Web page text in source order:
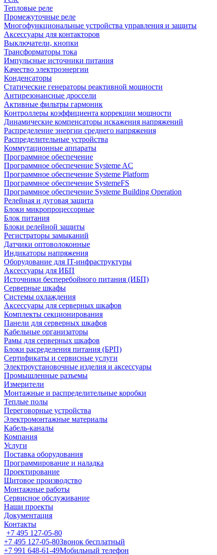
Тепловые реле
Промежуточные реле
Многофункциональные устройства управления и защиты
Аксессуары для контакторов
Выключатели, кнопки
Трансформаторы тока
Импульсные источники питания
Качество электроэнергии
Конденсаторы
Статические генераторы реактивной мощности
Антирезонансные дроссели
Активные фильтры гармоник
Контроллеры коэффициента коррекции мощности
Динамические компенсаторы искажения напряжений
Распределение энергии среднего напряжения
Распределительные устройства
Коммутационные аппараты
Программное обеспечение
Программное обеспечение Systeme AC
Программное обеспечение Systeme Platform
Программное обеспечение SystemeFS
Программное обеспечение Systeme Building Operation
Релейная и дуговая защита
Блоки микропроцессорные
Блок питания
Блоки релейной защиты
Регистраторы замыканий
Датчики оптоволоконные
Индикаторы напряжения
Оборудование для IT-инфраструктуры
Аксессуары для ИБП
Источники бесперебойного питания (ИБП)
Серверные шкафы
Системы охлаждения
Аксессуары для серверных шкафов
Комплекты секционирования
Панели для серверных шкафов
Кабельные организаторы
Рамы для серверных шкафов
Блоки расределения питания (БРП)
Сертификаты и сервисные услуги
Электроустановочные изделия и аксессуары
Промышленные разъемы
Измерители
Монтажные и распределительные коробки
Теплые полы
Переговорные устройства
Электромонтажные материалы
Кабель-каналы
Компания
Услуги
Поставка оборудования
Программирование и наладка
Проектирование
Щитовое производство
Монтажные работы
Сервисное обслуживание
Наши проекты
Документация
Контакты
+7 495 127-05-80
+7 495 127-05-80Звонок бесплатный
+7 991 648-61-49Мобильный телефон